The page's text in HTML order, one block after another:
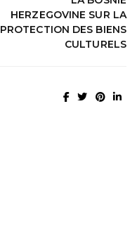
HERZEGOVINE SUR LA
PROTECTION DES BIENS
CULTURELS